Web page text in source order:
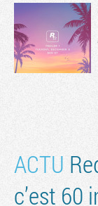
ACTU
c’est 60